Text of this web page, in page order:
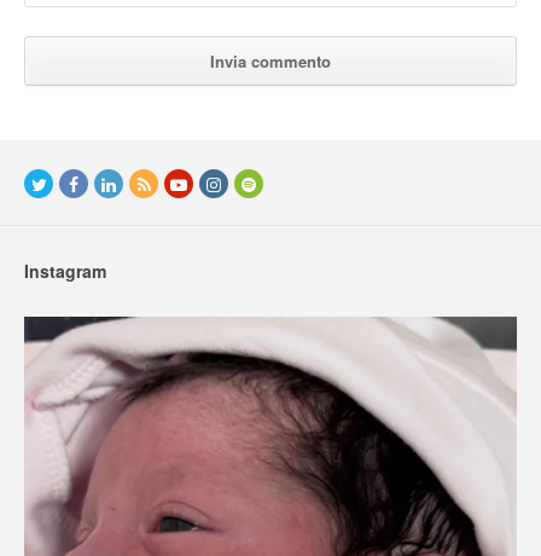
Instagram